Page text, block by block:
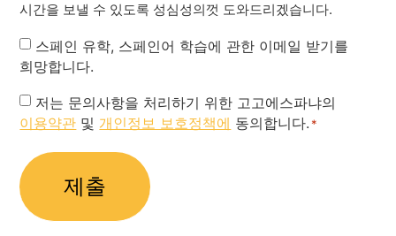
시간을 보낼 수 있도록 성심성의껏 도와드리겠습니다.
Newsletter
스페인 유학, 스페인어 학습에 관한 이메일 받기를
희망합니다.
Privacy
Policy
저는 문의사항을 처리하기 위한 고고에스파냐의
이용약관 및 개인정보 보호정책에 동의합니다. *